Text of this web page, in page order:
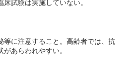
試験は実施していない。
等に注意すること。高齢者では、抗
あらわれやすい。